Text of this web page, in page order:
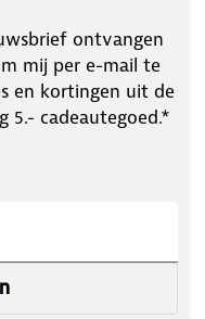
je het
Dames - Grijs/Zand
ontvangen
mij per e-mail te
en kortingen uit de
5.- cadeautegoed.*